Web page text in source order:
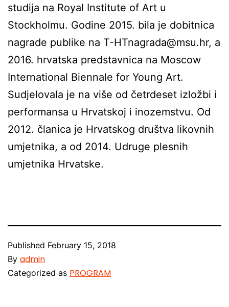
studija na Royal Institute of Art u
Stockholmu. Godine 2015. bila je dobitnica
nagrade publike na T-HTnagrada@msu.hr, a
2016. hrvatska predstavnica na Moscow
International Biennale for Young Art.
Sudjelovala je na više od četrdeset izložbi i
performansa u Hrvatskoj i inozemstvu. Od
2012. članica je Hrvatskog društva likovnih
umjetnika, a od 2014. Udruge plesnih
umjetnika Hrvatske.
Published February 15, 2018
By admin
Categorized as PROGRAM